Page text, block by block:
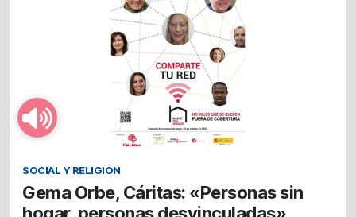
SOCIAL Y RELIGIÓN
Gema Orbe, Cáritas: «Personas sin